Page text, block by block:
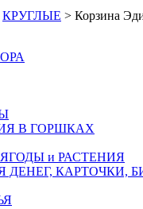
КРУГЛЫЕ > Корзина
В ГОРШКАХ
и РАСТЕНИЯ
КАРТОЧКИ,